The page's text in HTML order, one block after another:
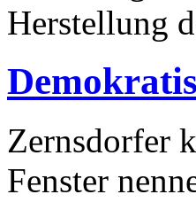
Herstellung
Zernsdorfer
Fenster